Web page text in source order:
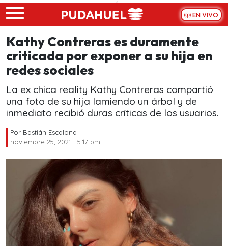
Skip to main content
EN VIVO
Kathy Contreras es duramente
criticada por exponer a su hija en
redes sociales
La ex chica reality Kathy Contreras compartió
una foto de su hija lamiendo un árbol y de
inmediato recibió duras críticas de los usuarios.
Por Bastián Escalona
noviembre 25, 2021 - 5:17 pm